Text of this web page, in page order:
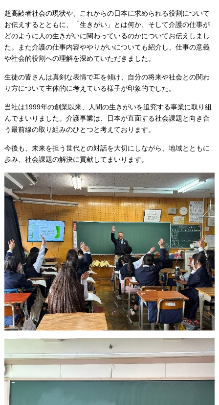
超高齢者社会の現状や、これからの日本に求められる役割について
お伝えするとともに、「生きがい」とは何か、そして介護の仕事が
どのように人の生きがいに関わっているのかについてお伝えしまし
た。また介護の仕事内容ややりがいについても紹介し、仕事の意義
や社会的役割への理解を深めていただきました。
生徒の皆さんは真剣な表情で耳を傾け、自分の将来や社会との関わ
り方について主体的に考えている様子が印象的でした。
当社は1999年の創業以来、人間の生きがいを追究する事業に取り組
んでまいりました。介護事業は、日本が直面する社会課題と向き合
う最前線の取り組みのひとつと考えております。
今後も、未来を担う世代との対話を大切にしながら、地域とともに
歩み、社会課題の解決に貢献してまいります。